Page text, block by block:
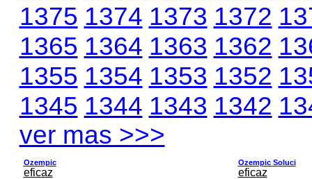
1375 1374 1373 1372
1365 1364 1363 1362
1355 1354 1353 1352
1345 1344 1343 1342
ver mas >>>
Ozempic
eficaz
Ozempic Soluci
eficaz